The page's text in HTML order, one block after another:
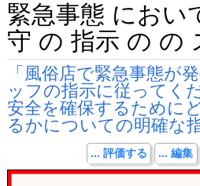
緊急事態 におい
守 の 指示 の の
「風俗店で緊急事態が
ッフの指示に従ってく
安全を確保するために
るかについての明確な
... 評価する ... 編集